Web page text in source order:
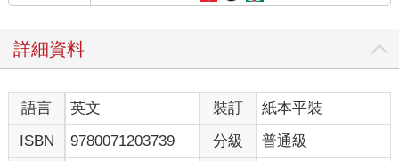
詳細資料
語言 英文 裝訂
紙本平裝
ISBN
9780071203739 分級 普通級